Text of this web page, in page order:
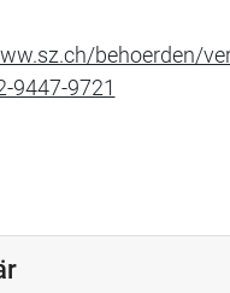
behoerden/
9447-9721